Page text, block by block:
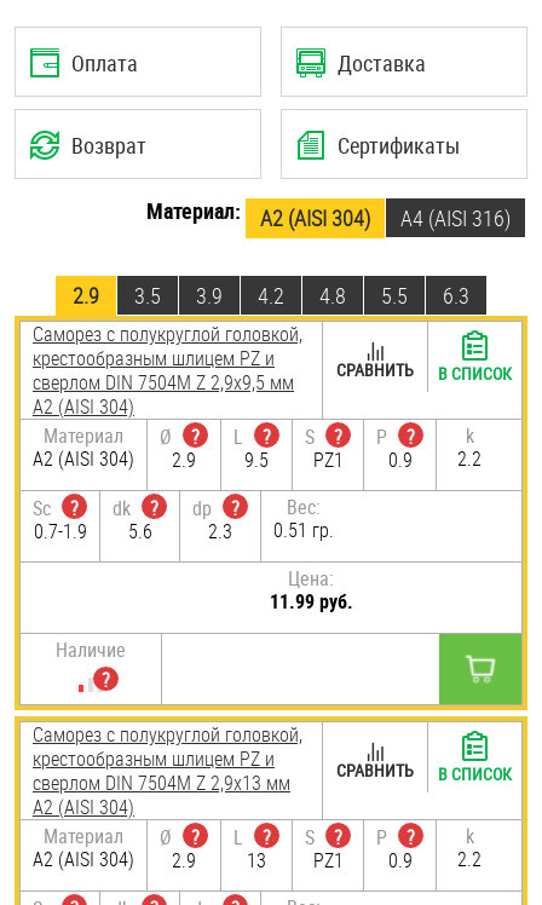
Оплата Доставка
Возврат Сертификаты
Материал: А2 (AISI 304) A4 (AISI 316)
2.9 3.5 3.9 4.2 4.8 5.5 6.3
Саморез с полукруглой головкой,
крестообразным шлицем PZ и
сверлом DIN 7504M Z 2,9х9,5 мм
А2 (AISI 304)
Материал
А2 (AISI 304)
Ø
?
2.9
L
?
9.5
S
?
PZ1
P
?
0.9
k
2.2
Sc
?
0.7-1.9
dk
?
5.6
dp
?
2.3
Вес:
0.51 гр.
Цена:
11.99 руб.
Наличие
СРАВНИТЬ В СПИСОК
Саморез с полукруглой головкой,
крестообразным шлицем PZ и
сверлом DIN 7504M Z 2,9х13 мм
А2 (AISI 304)
Материал
А2 (AISI 304)
Ø
?
2.9
L
?
13
S
?
PZ1
P
?
0.9
k
2.2
СРАВНИТЬ В СПИСОК